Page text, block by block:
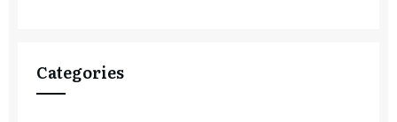
Categories